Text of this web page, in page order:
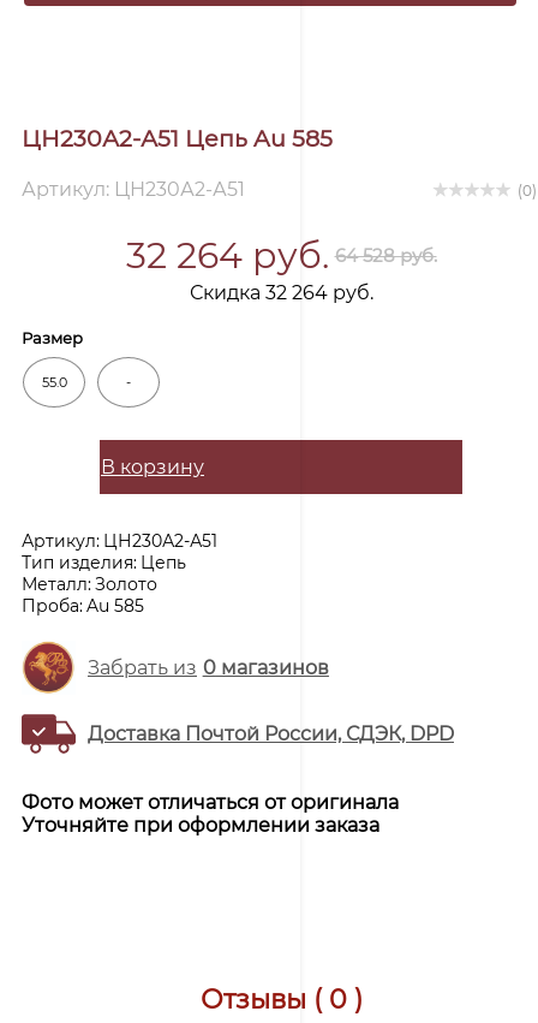
ЦН230А2-А51 Цепь Au 585
Артикул: ЦН230А2-А51 (0)
32 264 руб. 64 528 руб.
Скидка 32 264 руб.
Размер
55.0 -
В корзину
Артикул: ЦН230А2-А51
Тип изделия: Цепь
Металл:Золото
Проба:Au 585
Забрать из 0магазинов
Доставка Почтой России, СДЭК, DPD
Фото может отличаться от оригинала
Уточняйте при оформлении заказа
Отзывы ( 0 )